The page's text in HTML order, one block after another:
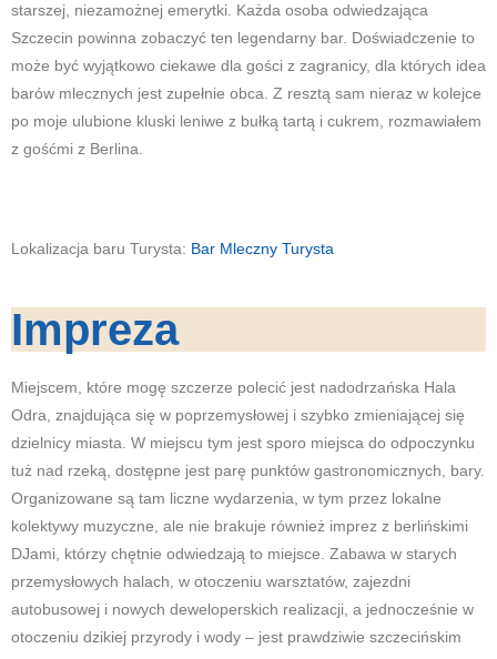
starszej, niezamożnej emerytki. Każda osoba odwiedzająca
Szczecin powinna zobaczyć ten legendarny bar. Doświadczenie to
może być wyjątkowo ciekawe dla gości z zagranicy, dla których idea
barów mlecznych jest zupełnie obca. Z resztą sam nieraz w kolejce
po moje ulubione kluski leniwe z bułką tartą i cukrem, rozmawiałem
z gośćmi z Berlina.
Lokalizacja baru Turysta: Bar Mleczny Turysta
Impreza
Miejscem, które mogę szczerze polecić jest nadodrzańska Hala
Odra, znajdująca się w poprzemysłowej i szybko zmieniającej się
dzielnicy miasta. W miejscu tym jest sporo miejsca do odpoczynku
tuż nad rzeką, dostępne jest parę punktów gastronomicznych, bary.
Organizowane są tam liczne wydarzenia, w tym przez lokalne
kolektywy muzyczne, ale nie brakuje również imprez z berlińskimi
DJami, którzy chętnie odwiedzają to miejsce. Zabawa w starych
przemysłowych halach, w otoczeniu warsztatów, zajezdni
autobusowej i nowych deweloperskich realizacji, a jednocześnie w
otoczeniu dzikiej przyrody i wody – jest prawdziwie szczecińskim